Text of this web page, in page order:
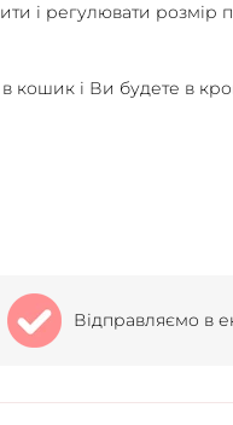
і регулювати розмір
кошик і Ви будете в
Відправляємо в